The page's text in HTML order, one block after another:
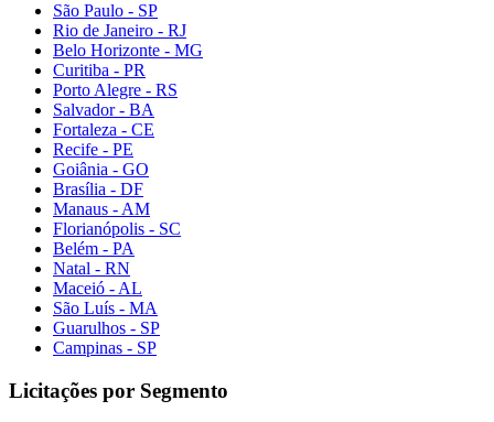
São Paulo - SP
Rio de Janeiro - RJ
Belo Horizonte - MG
Curitiba - PR
Porto Alegre - RS
Salvador - BA
Fortaleza - CE
Recife - PE
Goiânia - GO
Brasília - DF
Manaus - AM
Florianópolis - SC
Belém - PA
Natal - RN
Maceió - AL
São Luís - MA
Guarulhos - SP
Campinas - SP
Licitações por Segmento